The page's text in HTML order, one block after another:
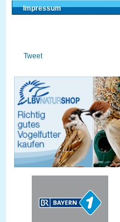
Impressum
Tweet